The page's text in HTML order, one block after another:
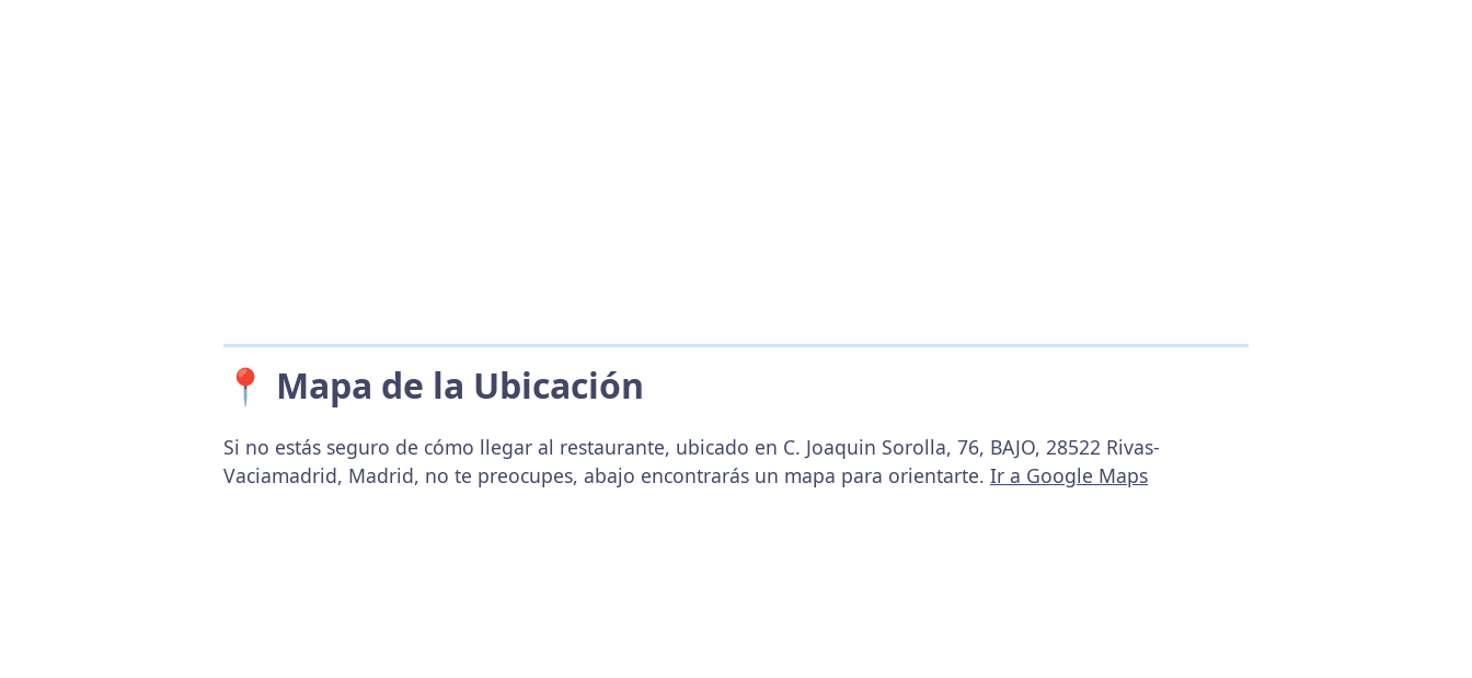
📍 Mapa de la Ubicación
Si no estás seguro de cómo llegar al restaurante, ubicado en C. Joaquin Sorolla, 76, BAJO, 28522 Rivas-
Vaciamadrid, Madrid, no te preocupes, abajo encontrarás un mapa para orientarte. Ir a Google Maps